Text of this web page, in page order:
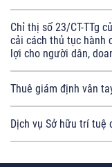
Chỉ thị số 23/CT-TTg
cải cách thủ tục hành
lợi cho người dân,
Thuê giám định vân
Dịch vụ Sở hữu trí tuệ